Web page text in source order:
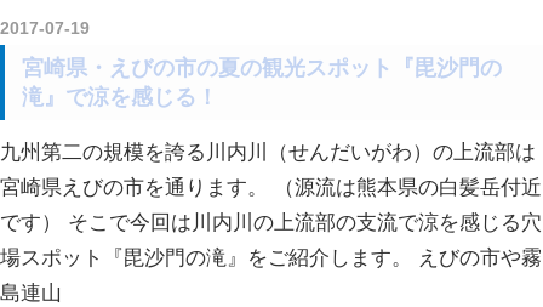
2017-07-19
宮崎県・えびの市の夏の観光スポット『毘沙門の
滝』で涼を感じる！
九州第二の規模を誇る川内川（せんだいがわ）の上流部は
宮崎県えびの市を通ります。 （源流は熊本県の白髪岳付近
です） そこで今回は川内川の上流部の支流で涼を感じる穴
場スポット『毘沙門の滝』をご紹介します。 えびの市や霧
島連山